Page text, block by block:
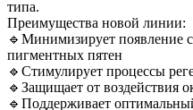
типа.
Преимущества новой линии:
🔹Минимизирует появление
пигментных пятен
🔹Стимулирует процессы
🔹Защищает от воздействия
🔹Поддерживает